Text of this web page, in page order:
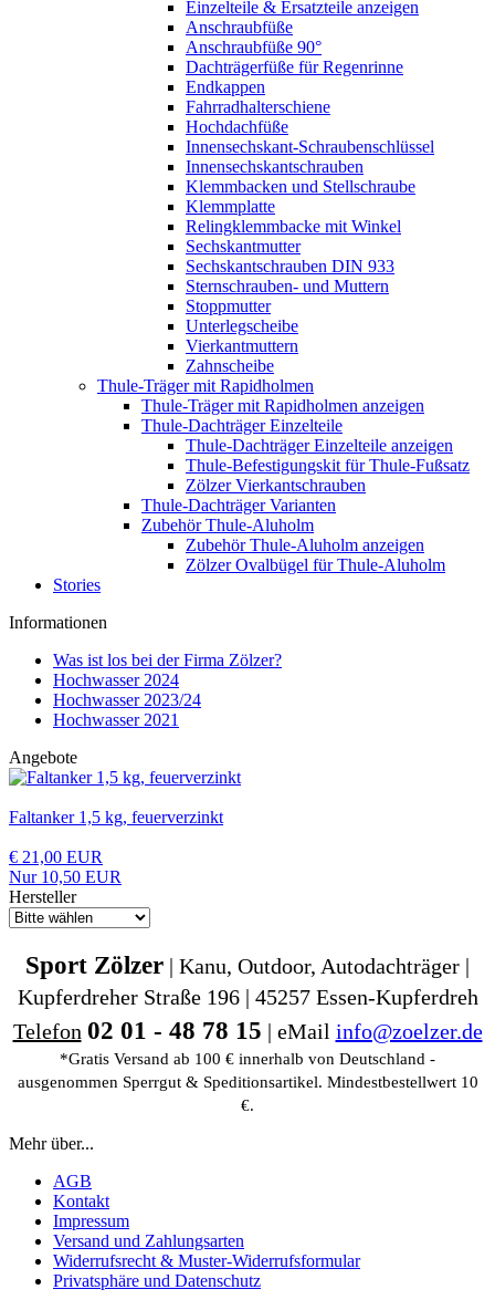
Einzelteile & Ersatzteile anzeigen
Anschraubfüße
Anschraubfüße 90°
Dachträgerfüße für Regenrinne
Endkappen
Fahrradhalterschiene
Hochdachfüße
Innensechskant-Schraubenschlüssel
Innensechskantschrauben
Klemmbacken und Stellschraube
Klemmplatte
Relingklemmbacke mit Winkel
Sechskantmutter
Sechskantschrauben DIN 933
Sternschrauben- und Muttern
Stoppmutter
Unterlegscheibe
Vierkantmuttern
Zahnscheibe
Thule-Träger mit Rapidholmen
Thule-Träger mit Rapidholmen anzeigen
Thule-Dachträger Einzelteile
Thule-Dachträger Einzelteile anzeigen
Thule-Befestigungskit für Thule-Fußsatz
Zölzer Vierkantschrauben
Thule-Dachträger Varianten
Zubehör Thule-Aluholm
Zubehör Thule-Aluholm anzeigen
Zölzer Ovalbügel für Thule-Aluholm
Stories
Informationen
Was ist los bei der Firma Zölzer?
Hochwasser 2024
Hochwasser 2023/24
Hochwasser 2021
Angebote
Faltanker 1,5 kg, feuerverzinkt
€ 21,00 EUR
Nur 10,50 EUR
Hersteller
Sport Zölzer | Kanu, Outdoor, Autodachträger |
Kupferdreher Straße 196 | 45257 Essen-Kupferdreh
Telefon 02 01 - 48 78 15 | eMail info@zoelzer.de
*Gratis Versand ab 100 € innerhalb von Deutschland -
ausgenommen Sperrgut & Speditionsartikel. Mindestbestellwert 10
€.
Mehr über...
AGB
Kontakt
Impressum
Versand und Zahlungsarten
Widerrufsrecht & Muster-Widerrufsformular
Privatsphäre und Datenschutz